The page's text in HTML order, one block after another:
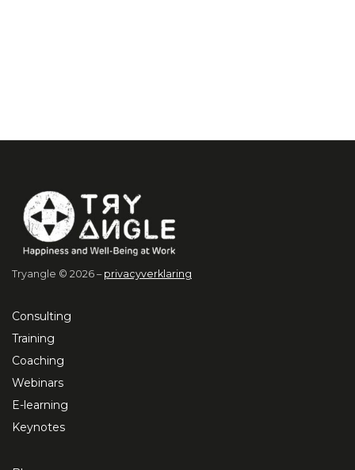
Tryangle © 2026 – privacyverklaring
Consulting
Training
Coaching
Webinars
E-learning
Keynotes